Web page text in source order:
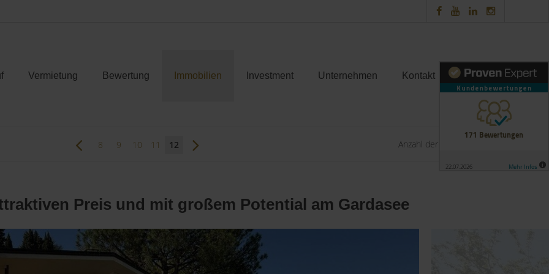
Vermietung Bewertung Immobilien Investment Unternehmen Kontakt
8 9 10 11 12 Anzahl der Objekte:
Preis und mit großem Potential am Gardasee